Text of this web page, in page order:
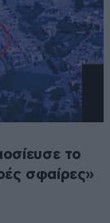
το
σφαίρες»